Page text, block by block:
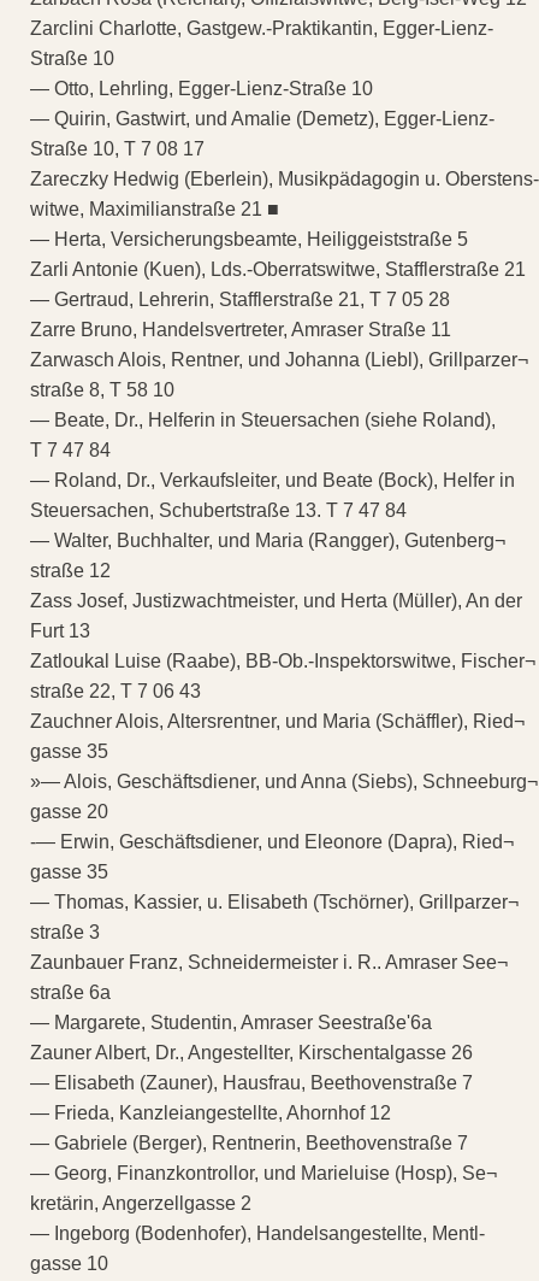
Zarclini Charlotte, Gastgew.-Praktikantin, Egger-Lienz-
Straße 10
— Otto, Lehrling, Egger-Lienz-Straße 10
— Quirin, Gastwirt, und Amalie (Demetz), Egger-Lienz-
Straße 10, T 7 08 17
Zareczky Hedwig (Eberlein), Musikpädagogin u. Oberstens-
witwe, Maximilianstraße 21 ■
— Herta, Versicherungsbeamte, Heiliggeiststraße 5
Zarli Antonie (Kuen), Lds.-Oberratswitwe, Stafflerstraße 21
— Gertraud, Lehrerin, Stafflerstraße 21, T 7 05 28
Zarre Bruno, Handelsvertreter, Amraser Straße 11
Zarwasch Alois, Rentner, und Johanna (Liebl), Grillparzer¬
straße 8, T 58 10
— Beate, Dr., Helferin in Steuersachen (siehe Roland),
T 7 47 84
— Roland, Dr., Verkaufsleiter, und Beate (Bock), Helfer in
Steuersachen, Schubertstraße 13. T 7 47 84
— Walter, Buchhalter, und Maria (Rangger), Gutenberg¬
straße 12
Zass Josef, Justizwachtmeister, und Herta (Müller), An der
Furt 13
Zatloukal Luise (Raabe), BB-Ob.-Inspektorswitwe, Fischer¬
straße 22, T 7 06 43
Zauchner Alois, Altersrentner, und Maria (Schäffler), Ried¬
gasse 35
»— Alois, Geschäftsdiener, und Anna (Siebs), Schneeburg¬
gasse 20
-— Erwin, Geschäftsdiener, und Eleonore (Dapra), Ried¬
gasse 35
— Thomas, Kassier, u. Elisabeth (Tschörner), Grillparzer¬
straße 3
Zaunbauer Franz, Schneidermeister i. R.. Amraser See¬
straße 6a
— Margarete, Studentin, Amraser Seestraße'6a
Zauner Albert, Dr., Angestellter, Kirschentalgasse 26
— Elisabeth (Zauner), Hausfrau, Beethovenstraße 7
— Frieda, Kanzleiangestellte, Ahornhof 12
— Gabriele (Berger), Rentnerin, Beethovenstraße 7
— Georg, Finanzkontrollor, und Marieluise (Hosp), Se¬
kretärin, Angerzellgasse 2
— Ingeborg (Bodenhofer), Handelsangestellte, Mentl-
gasse 10